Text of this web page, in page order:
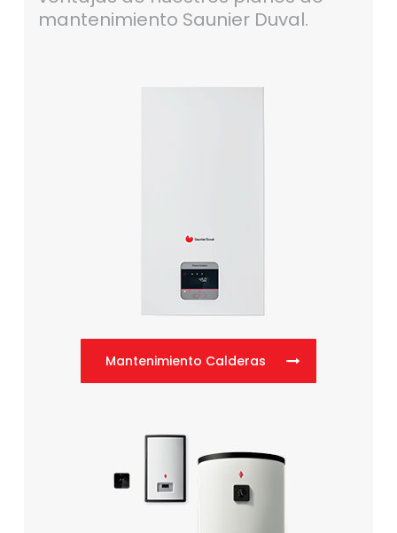
mantenimiento Saunier Duval.
Mantenimiento Calderas